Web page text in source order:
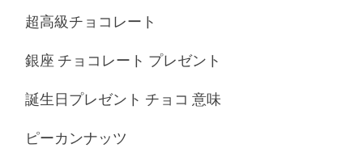
超高級チョコレート
銀座 チョコレート プレゼント
誕生日プレゼント チョコ 意味
ピーカンナッツ